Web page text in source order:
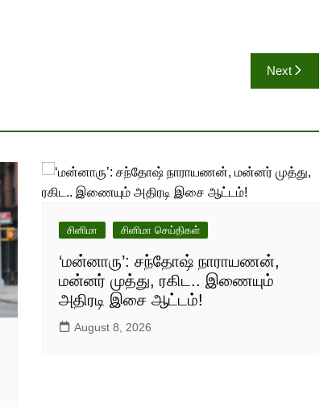
Next
சினிமா சினிமா செய்திகள்
‘மன்னாரு’: சந்தோஷ் நாராயணன்,
மன்னர் முத்து, ரகிட.. இணையும்
அதிரடி இசை ஆட்டம்!
August 8, 2026